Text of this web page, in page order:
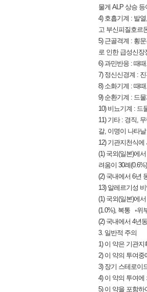
물게 ALP 상승
4) 호흡기계 : 발
고 부신피질호르
5) 근골격계 : 횡
로 인한 급성신장
6) 과민반응 : 때
7) 정신신경계 :
8) 소화기계 : 때
9) 순환기계 : 드
10) 비뇨기계 : 드
11) 기타 : 경직,
갈, 이명이 나타
12) 기관지천식에
(1) 국외(일본)에
려움이 30례
(2) 국내에서 6년
13) 알레르기성
(1) 국외(일본)에
(1.0%), 복통 ◦위
(2) 국내에서 4년
3. 일반적 주의
1) 이 약은 기관
2) 이 약의 투여
3) 장기 스테로이
4) 이 약의 투여
5) 이 약을 포함